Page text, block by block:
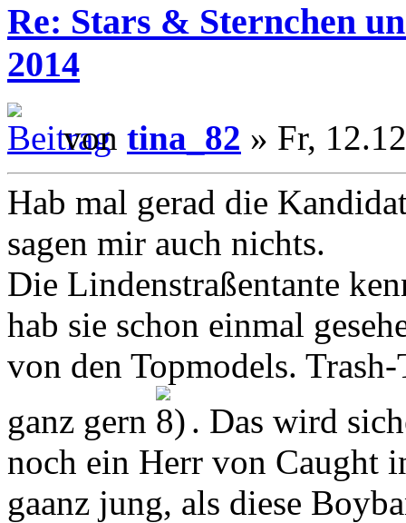
Re: Stars & Sternchen
2014
von tina_82 » Fr,
Hab mal gerad die
sagen mir auch nichts.
Die Lindenstraßentante
hab sie schon einmal
von den Topmodels.
ganz gern
. Das wird
noch ein Herr von Caught
gaanz jung, als diese